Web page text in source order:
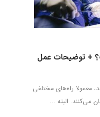
+ توضیحات عمل
معمولا راه‌های مختلفی
می‌کنند. البته ...